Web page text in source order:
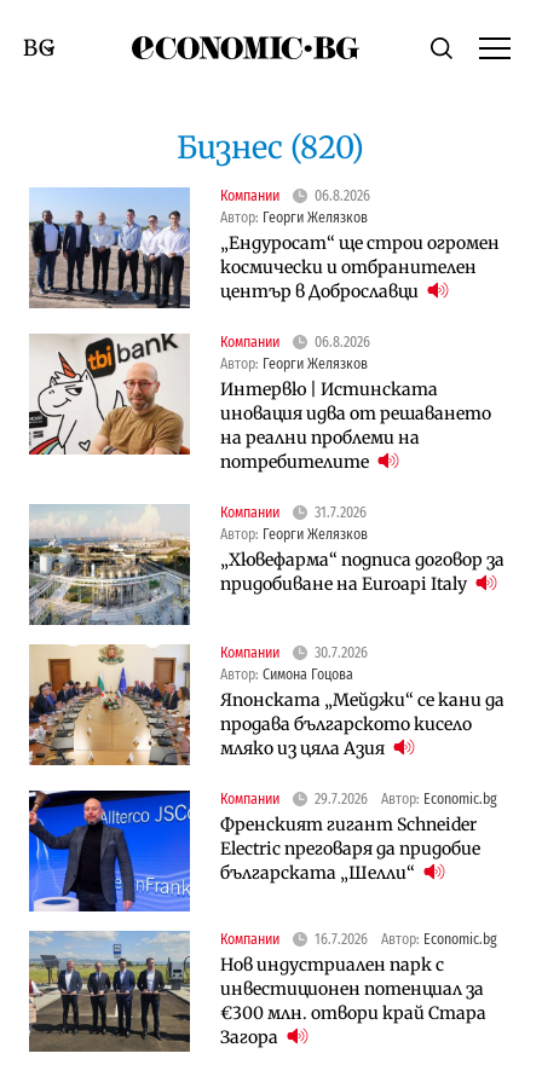
Economic.bgТърсене
Смяна на език
Бизнес (820)
Компании
06.8.2026
Автор: Георги Желязков
„Ендуросат“ ще строи огромен
космически и отбранителен
център в Доброславци
Компании
06.8.2026
Автор: Георги Желязков
Интервю | Истинската
иновация идва от решаването
на реални проблеми на
потребителите
Компании
31.7.2026
Автор: Георги Желязков
„Хювефарма“ подписа договор за
придобиване на Euroapi Italy
Компании
30.7.2026
Автор: Симона Гоцова
Японската „Мейджи“ се кани да
продава българското кисело
мляко из цяла Азия
Компании 29.7.2026 Автор: Economic.bg
Френският гигант Schneider
Electric преговаря да придобие
българската „Шелли“
Компании 16.7.2026 Автор: Economic.bg
Нов индустриален парк с
инвестиционен потенциал за
€300 млн. отвори край Стара
Загора